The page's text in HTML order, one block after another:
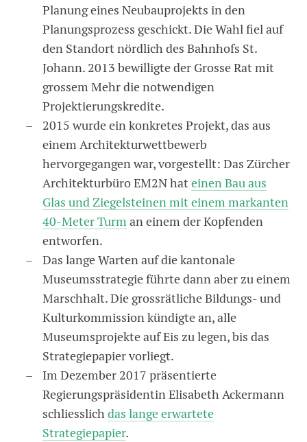
Planung eines Neubauprojekts in den
Planungsprozess geschickt. Die Wahl fiel auf
den Standort nördlich des Bahnhofs St.
Johann. 2013 bewilligte der Grosse Rat mit
grossem Mehr die notwendigen
Projektierungskredite.
2015 wurde ein konkretes Projekt, das aus
einem Architekturwettbewerb
hervorgegangen war, vorgestellt: Das Zürcher
Architekturbüro EM2N hateinen Bau aus
Glas und Ziegelsteinen mit einem markanten
40-Meter Turm an einem der Kopfenden
entworfen.
Das lange Warten auf die kantonale
Museumsstrategie führte dann aber zu einem
Marschhalt. Die grossrätliche Bildungs- und
Kulturkommission kündigte an, alle
Museumsprojekte auf Eis zu legen, bis das
Strategiepapier vorliegt.
Im Dezember 2017 präsentierte
Regierungspräsidentin Elisabeth Ackermann
schliesslichdas lange erwartete
Strategiepapier.